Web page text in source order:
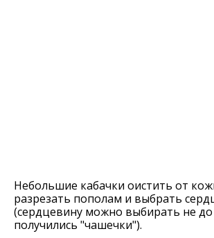
Небольшие кабачки оистить от
разрезать пополам и выбрать
(сердцевину можно выбирать не
получились "чашечки").